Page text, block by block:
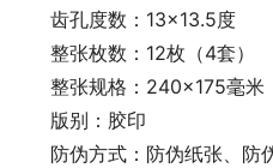
齿孔度数：13×13.5度
整张枚数：12枚（4套）
整张规格：240×175毫米
版别：胶印
防伪方式：防伪纸张、防